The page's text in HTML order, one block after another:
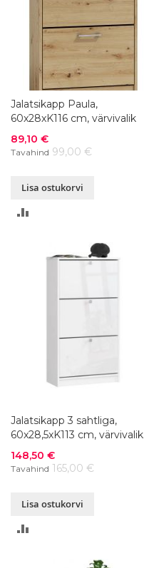
Jalatsikapp Paula,
60x28xK116 cm, värvivalik
Soodushind
89,10 €
Tavahind 99,00 €
Lisa ostukorvi
Jalatsikapp 3 sahtliga,
60x28,5xK113 cm, värvivalik
läikega
Soodushind
148,50 €
Tavahind 165,00 €
Lisa ostukorvi